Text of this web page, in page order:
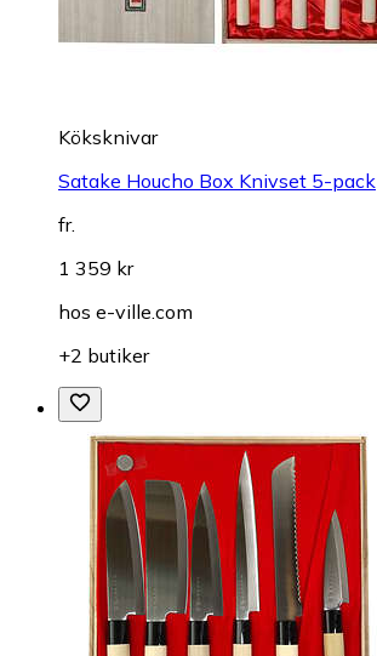
Köksknivar
Satake Houcho Box Knivset 5-pack
fr.
1 359 kr
hos e-ville.com
+2 butiker